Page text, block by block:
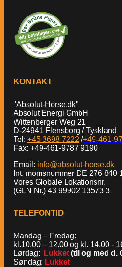
KONTAKT
"Absolut-Horse.dk"
Absolut Energi GmbH
Wittenberger Weg 21
D-24941 Flensborg / Tyskland
Tel: +45 3698 7222 /+49-461-
Fax: +49-461-9787 9190
Email: info@absolut-horse.dk
Int. momsnummer DE 276 840
Vores Globale Lokationsnr.
(GLN Nr.) 43 99902 13573 3
TELEFONTID
Mandag – Fredag:
kl.10.00 – 12.00 og kl. 14.00 -
Lørdag:
Lukket (til og med d.
Søndag: Lukket